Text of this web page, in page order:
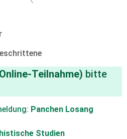
Teilnahme) bitte
Panchen Losang
Studien